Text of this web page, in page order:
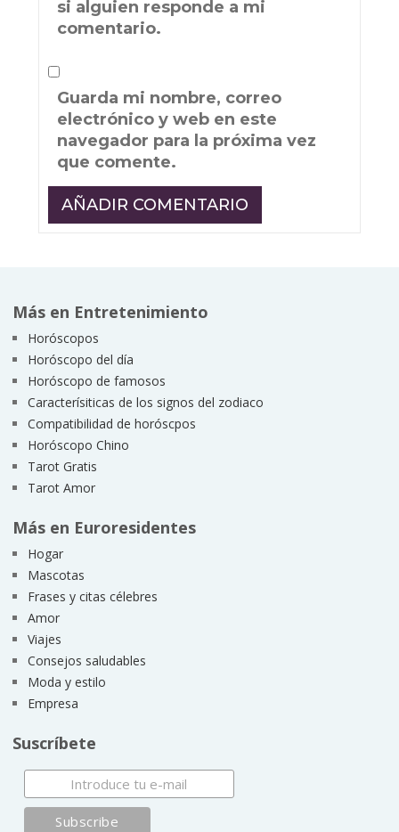
si alguien responde a mi
comentario.
Guarda mi nombre, correo
electrónico y web en este
navegador para la próxima vez
que comente.
Más en Entretenimiento
Horóscopos
Horóscopo del día
Horóscopo de famosos
Caracterísiticas de los signos del zodiaco
Compatibilidad de horóscpos
Horóscopo Chino
Tarot Gratis
Tarot Amor
Más en Euroresidentes
Hogar
Mascotas
Frases y citas célebres
Amor
Viajes
Consejos saludables
Moda y estilo
Empresa
Suscríbete